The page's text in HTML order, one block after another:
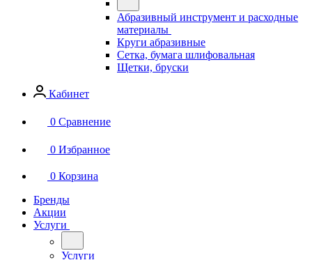
Абразивный инструмент и расходные
материалы
Круги абразивные
Сетка, бумага шлифовальная
Щетки, бруски
Кабинет
0 Сравнение
0 Избранное
0 Корзина
Бренды
Акции
Услуги
Услуги